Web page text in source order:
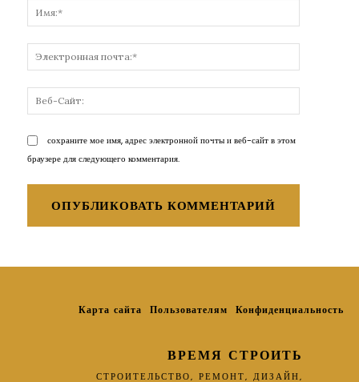
почта:*
Сайт:
сохраните мое имя, адрес электронной почты и веб-сайт в этом
браузере для следующего комментария.
Карта сайта Пользователям Конфиденциальность
ВРЕМЯ СТРОИТЬ
СТРОИТЕЛЬСТВО, РЕМОНТ, ДИЗАЙН,